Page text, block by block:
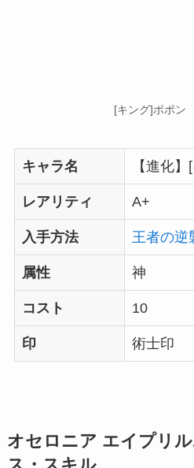
[キング]ポポン
キャラ名 【進化
レアリティ A+
入手方法 王者の逆
属性 神
コスト 10
印 術士印
オセロニア エイプリ